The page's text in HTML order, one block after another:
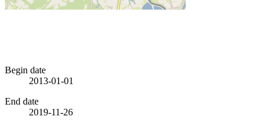
Begin date
2013-01-01
End date
2019-11-26